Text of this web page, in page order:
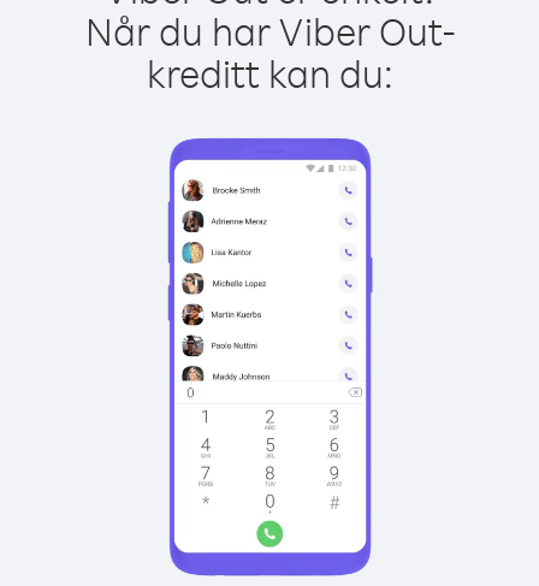
Når du har Viber Out-
kreditt kan du: